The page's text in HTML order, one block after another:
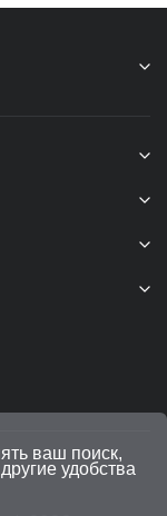
ваш поиск,
удобства